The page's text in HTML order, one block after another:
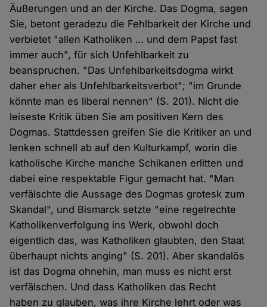
Äußerungen und an der Kirche. Das Dogma, sagen
Sie, betont geradezu die Fehlbarkeit der Kirche und
verbietet "allen Katholiken … und dem Papst fast
immer auch", für sich Unfehlbarkeit zu
beanspruchen. "Das Unfehlbarkeitsdogma wirkt
daher eher als Unfehlbarkeitsverbot"; "im Grunde
könnte man es liberal nennen" (S. 201). Nicht die
leiseste Kritik üben Sie am positiven Kern des
Dogmas. Stattdessen greifen Sie die Kritiker an und
lenken schnell ab auf den Kulturkampf, worin die
katholische Kirche manche Schikanen erlitten und
dabei eine respektable Figur gemacht hat. "Man
verfälschte die Aussage des Dogmas grotesk zum
Skandal", und Bismarck setzte "eine regelrechte
Katholikenverfolgung ins Werk, obwohl doch
eigentlich das, was Katholiken glaubten, den Staat
überhaupt nichts anging" (S. 201). Aber skandalös
ist das Dogma ohnehin, man muss es nicht erst
verfälschen. Und dass Katholiken das Recht
haben zu glauben, was ihre Kirche lehrt oder was